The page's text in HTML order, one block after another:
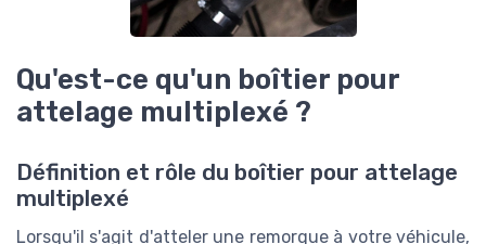
Qu'est-ce qu'un boîtier pour
attelage multiplexé ?
Définition et rôle du boîtier pour attelage
multiplexé
Lorsqu'il s'agit d'atteler une remorque à votre véhicule,